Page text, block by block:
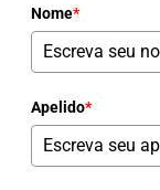
Nome*
Apelido*